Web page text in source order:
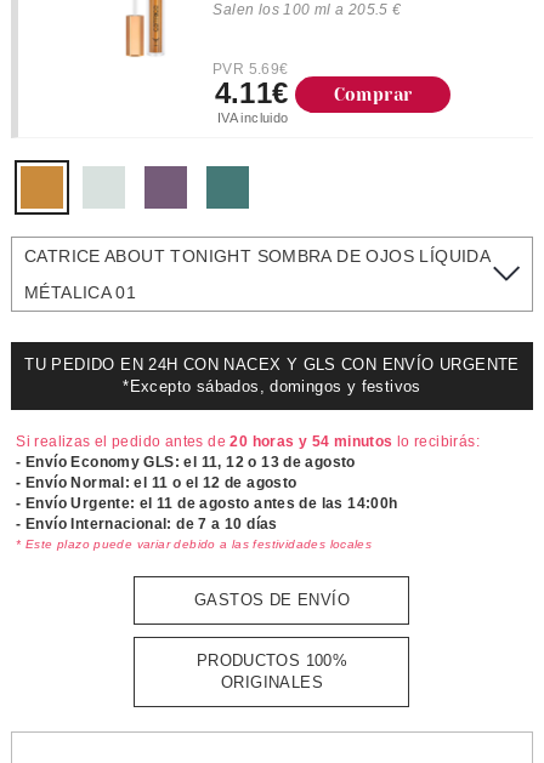
Salen los 100 ml a 205.5 €
PVR 5.69€
4.11€
IVA incluido
Comprar
CATRICE ABOUT TONIGHT SOMBRA DE OJOS LÍQUIDA
MÉTALICA 01
TU PEDIDO EN 24H CON NACEX Y GLS CON ENVÍO URGENTE
*Excepto sábados, domingos y festivos
Si realizas el pedido antes de20 horas y 54 minutos lo recibirás:
- Envío Economy GLS: el 11, 12 o 13 de agosto
- Envío Normal: el 11 o el 12 de agosto
- Envío Urgente: el11 de agosto antes de las 14:00h
- Envío Internacional: de 7 a 10 días
* Este plazo puede variar debido a las festividades locales
GASTOS DE ENVÍO
PRODUCTOS 100%
ORIGINALES